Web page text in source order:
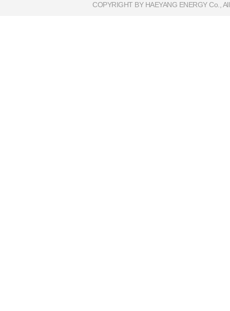
COPYRIGHT BY HAEYANG ENERGY Co.,